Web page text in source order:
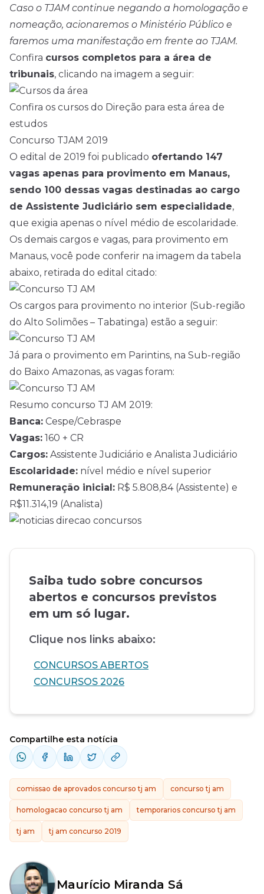
Caso o TJAM continue negando a homologação e
nomeação, acionaremos o Ministério Público e
faremos uma manifestação em frente ao TJAM.
Confira cursos completos para a área de
tribunais, clicando na imagem a seguir:
Confira os cursos do Direção para esta área de
estudos
Concurso TJAM 2019
O edital de 2019 foi publicado ofertando 147
vagas apenas para provimento em Manaus,
sendo 100 dessas vagas destinadas ao cargo
de Assistente Judiciário sem especialidade,
que exigia apenas o nível médio de escolaridade.
Os demais cargos e vagas, para provimento em
Manaus, você pode conferir na imagem da tabela
abaixo, retirada do edital citado:
Os cargos para provimento no interior (Sub-região
do Alto Solimões – Tabatinga) estão a seguir:
Já para o provimento em Parintins, na Sub-região
do Baixo Amazonas, as vagas foram:
Resumo concurso TJ AM 2019:
Banca: Cespe/Cebraspe
Vagas: 160 + CR
Cargos: Assistente Judiciário e Analista Judiciário
Escolaridade: nível médio e nível superior
Remuneração inicial: R$ 5.808,84 (Assistente) e
R$11.314,19 (Analista)
Saiba tudo sobre concursos
abertos e concursos previstos
em um só lugar.
Clique nos links abaixo:
CONCURSOS ABERTOS
CONCURSOS 2026
Compartilhe esta notícia
comissao de aprovados concurso tj am concurso tj am
homologacao concurso tj am temporarios concurso tj am
tj am tj am concurso 2019
Maurício Miranda Sá